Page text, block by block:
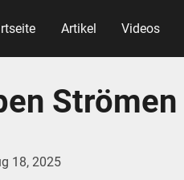
Artikel Videos
Strömen
18, 2025